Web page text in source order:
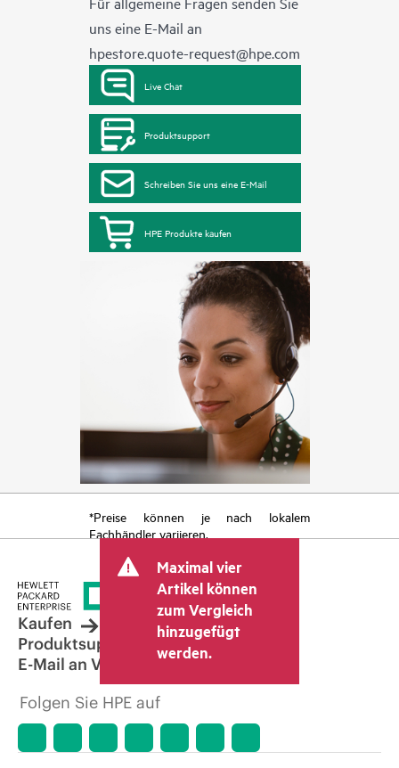
uns eine E-Mail an
hpestore.quote-request@hpe.com
Live Chat
Produktsupport
Schreiben Sie uns eine E-Mail
HPE Produkte kaufen
*Preise können je nach lokalem
Fachhändler variieren.
Maximal vier
Artikel können
zum Vergleich
hinzugefügt
werden.
Kaufen
Produktsupport
E-Mail an Vertrieb
Folgen Sie HPE auf